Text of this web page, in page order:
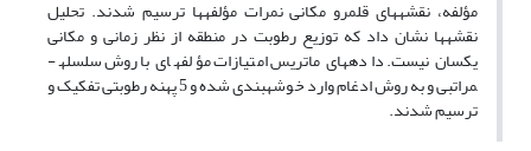
مؤلفه، نقشه­های قلمرو مکانی نمرات مؤلفه­ها ترسیم شدند. تحلیل
نقشه­ها نشان داد که توزیع رطوبت در منطقه از نظر زمانی و مکانی
یکسان نیست. داده­های ماتریس امتیازات مؤلفه­ای با روش سلسله­
مراتبی و به روش ادغام وارد خوشه­بندی شده و 5 پهنه رطوبتی تفکیک و
ترسیم شدند.